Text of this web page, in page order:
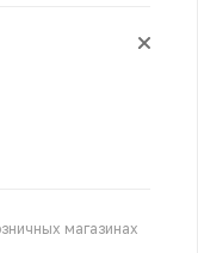
магазинах